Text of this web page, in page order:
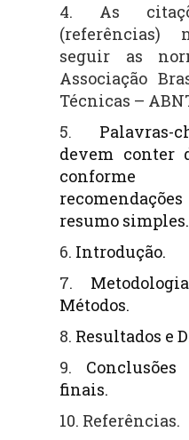
4. As
seguir as
Associação
Técnicas –
5.
Palavras-
devem conter
conforme
recomendações
resumo simples.
6. Introdução.
7.
Métodos.
8. Resultados e
9.
finais.
10. Referências.